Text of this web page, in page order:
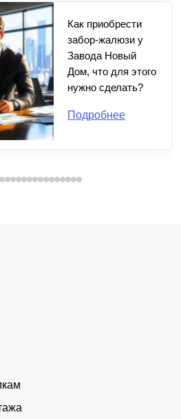
Как приобрести
забор-жалюзи у
Завода Новый
Дом, что для этого
нужно сделать?
Подробнее